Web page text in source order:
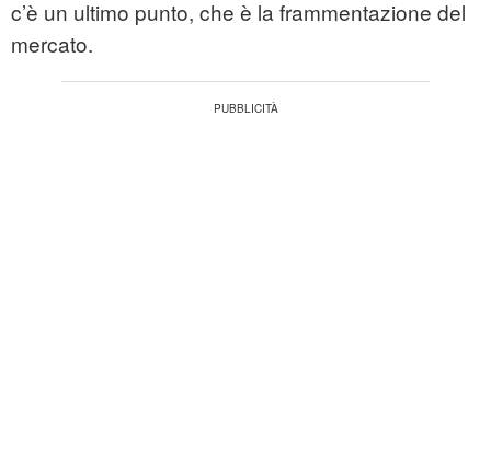
c’è un ultimo punto, che è la frammentazione del
mercato.